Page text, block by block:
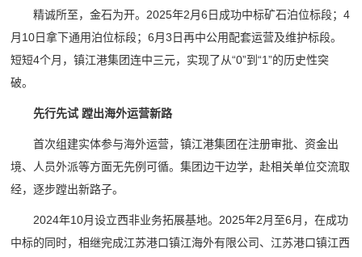
精诚所至，金石为开。2025年2月6日成功中标矿石泊位标段；4
月10日拿下通用泊位标段；6月3日再中公用配套运营及维护标段。
短短4个月，镇江港集团连中三元，实现了从“0”到“1”的历史性突
破。
先行先试 蹚出海外运营新路
首次组建实体参与海外运营，镇江港集团在注册审批、资金出
境、人员外派等方面无先例可循。集团边干边学，赴相关单位交流取
经，逐步蹚出新路子。
2024年10月设立西非业务拓展基地。2025年2月至6月，在成功
中标的同时，相继完成江苏港口镇江海外有限公司、江苏港口镇江西